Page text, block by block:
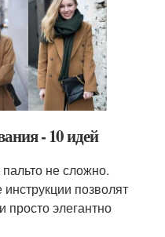
- 10 идей
не сложно.
позволят
просто элегантно